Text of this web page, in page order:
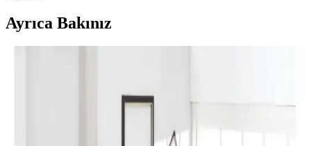
Ayrıca Bakınız
Perde ve nevresim uyumu, krem ve magnolia tonlarındaki odalarda
uyumlu renk ve desen önerileri sunulmaktadır.